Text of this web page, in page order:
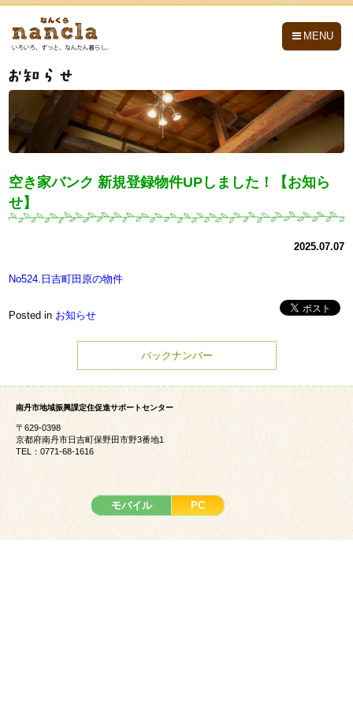
MENU
空き家バンク 新規登録物件UPしました！【お知ら
せ】
2025.07.07
No524.日吉町田原の物件
Posted in お知らせ
バックナンバー
南丹市地域振興課定住促進サポートセンター
〒629-0398
京都府南丹市日吉町保野田市野3番地1
TEL：0771-68-1616
モバイル PC